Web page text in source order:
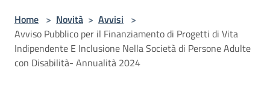
Home > Novità > Avvisi >
Avviso Pubblico per il Finanziamento di Progetti di Vita
Indipendente E Inclusione Nella Società di Persone Adulte
con Disabilità- Annualità 2024